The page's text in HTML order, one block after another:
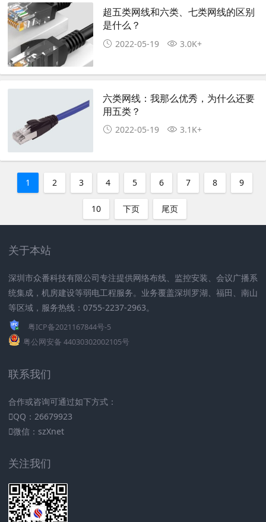
超五类网线和六类、七类网线的区别
是什么？
2022-05-19 3.0K+
六类网线：我那么优秀，为什么还要
用五类？
2022-05-19 3.1K+
1 2 3 4 5 6 7 8 9
10 下页 尾页
关于本站
深圳市众番科技有限公司专注提供网络布线、监控安装、会议广播系
统集成，机房建设等弱电工程服务。业务覆盖深圳罗湖、福田、南山
等区域，服务热线：0755-2237-2963。
粤ICP备2021167844号-5
粤公网安备 44030302002105号
联系我们
合作或咨询可通过如下方式：
QQ：26679923
微信：szXnet
关注我们